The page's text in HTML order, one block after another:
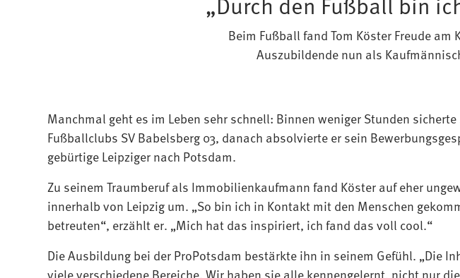
„Durch den Fußball bin
Beim Fußball fand Tom Köster Freude
Auszubildende nun als
Manchmal geht es im Leben sehr schnell: Binnen weniger Stunden
Fußballclubs SV Babelsberg 03, danach absolvierte er sein
gebürtige Leipziger nach Potsdam.
Zu seinem Traumberuf als Immobilienkaufmann fand Köster auf eher
innerhalb von Leipzig um. „So bin ich in Kontakt mit den Menschen
betreuten“, erzählt er. „Mich hat das inspiriert, ich fand das voll cool.“
Die Ausbildung bei der ProPotsdam bestärkte ihn in seinem Gefühl. „Die